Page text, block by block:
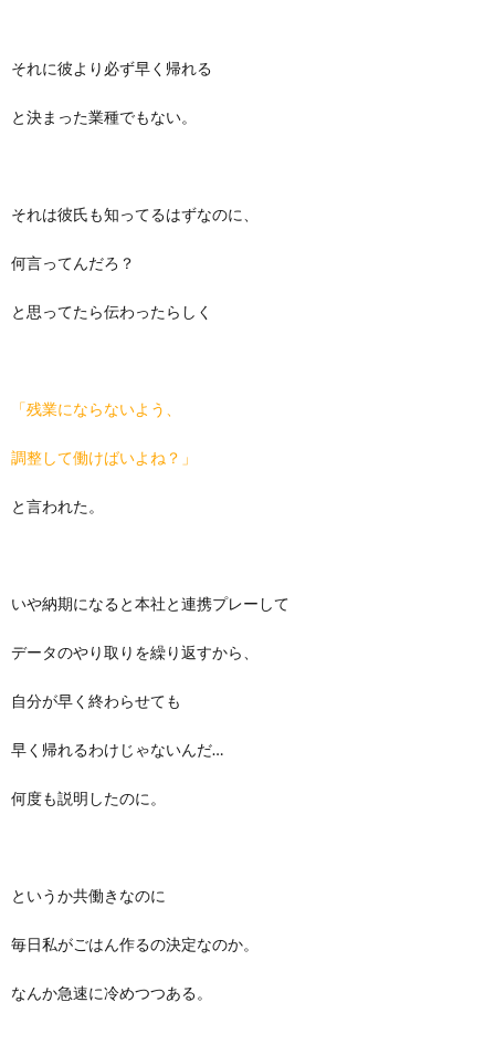
それに彼より必ず早く帰れる
と決まった業種でもない。
それは彼氏も知ってるはずなのに、
何言ってんだろ？
と思ってたら伝わったらしく
「残業にならないよう、
調整して働けばいよね？」
と言われた。
いや納期になると本社と連携プレーして
データのやり取りを繰り返すから、
自分が早く終わらせても
早く帰れるわけじゃないんだ…
何度も説明したのに。
というか共働きなのに
毎日私がごはん作るの決定なのか。
なんか急速に冷めつつある。